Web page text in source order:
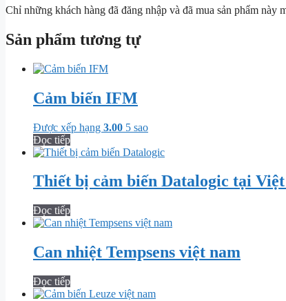
Chỉ những khách hàng đã đăng nhập và đã mua sản phẩm này
Sản phẩm tương tự
Cảm biến IFM
Được xếp hạng 3.00 5 sao
Đọc tiếp
Thiết bị cảm biến Datalogic tại
Đọc tiếp
Can nhiệt Tempsens việt nam
Đọc tiếp